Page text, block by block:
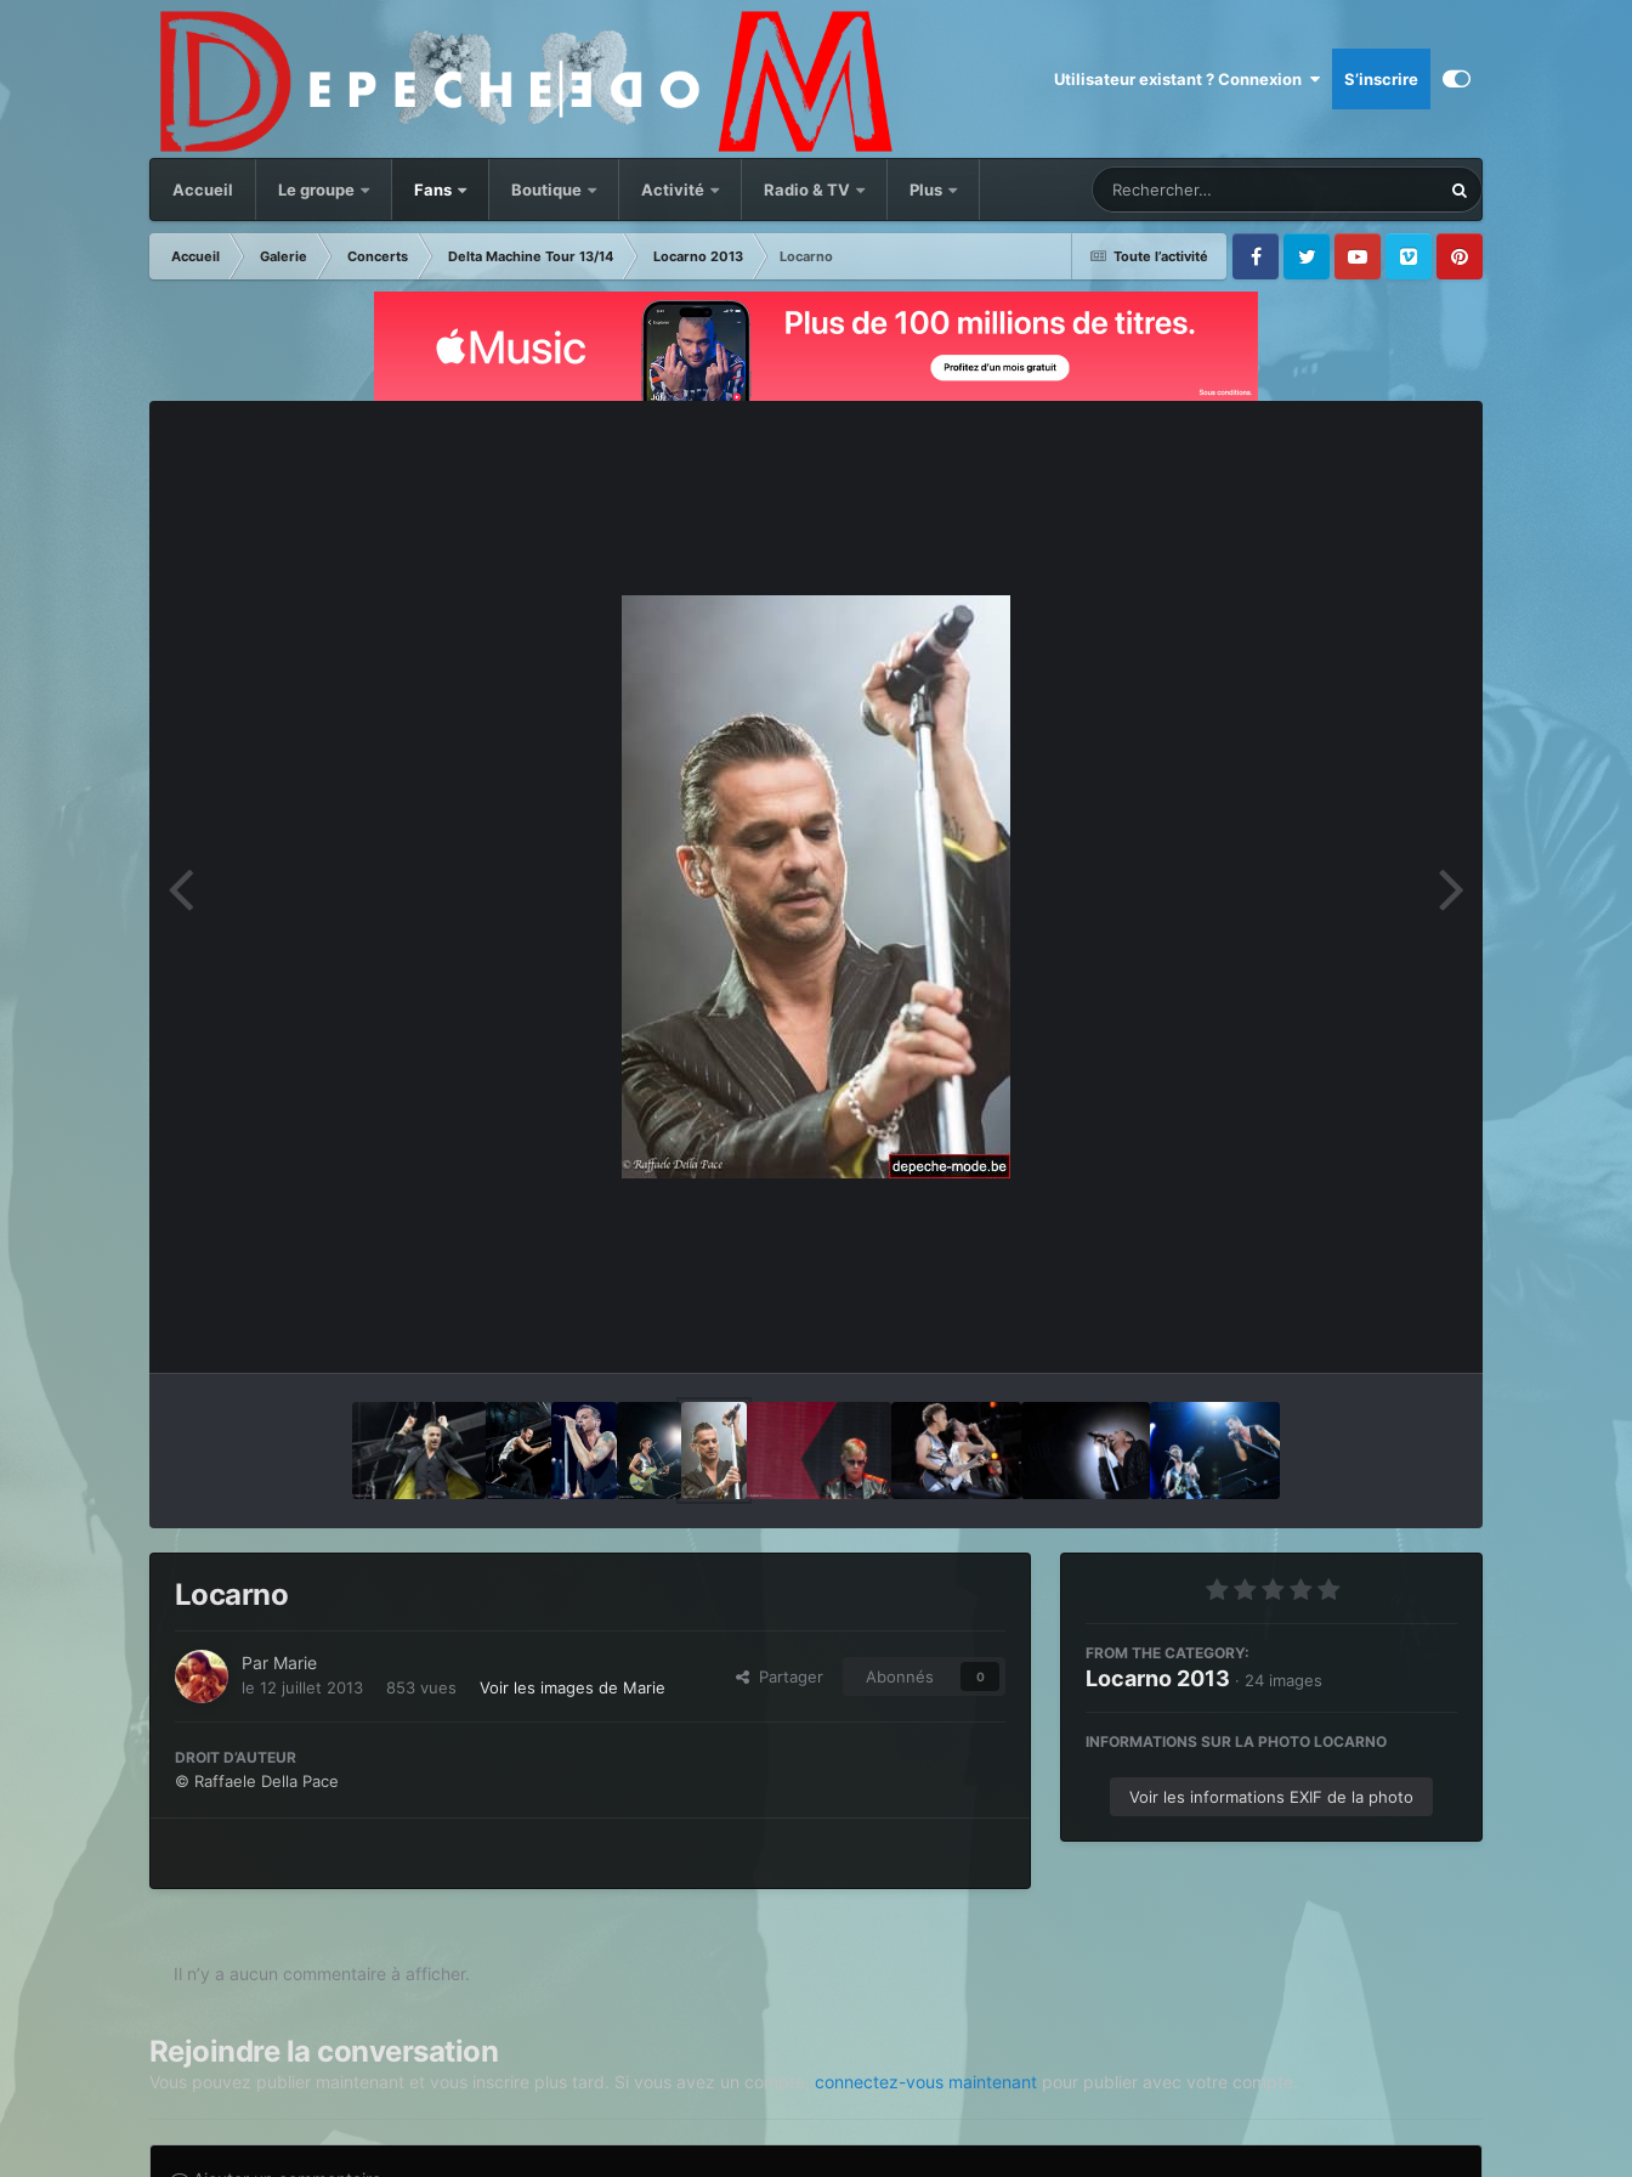
Utilisateur existant ? Connexion S’inscrire
Accueil Le groupe Fans Boutique Activité Radio & TV Plus
Toute l’activité
Accueil Galerie Concerts Delta Machine Tour 13/14 Locarno 2013
Locarno
FacebookTwitter Youtube Vimeo Pinterest
Locarno
Par Marie
le 12 juillet 2013 853 vues Voir les images de Marie
Partager Abonnés 0
DROIT D’AUTEUR
© Raffaele Della Pace
FROM THE CATEGORY:
Locarno 2013 · 24 images
INFORMATIONS SUR LA PHOTO LOCARNO
Voir les informations EXIF de la photo
Il n’y a aucun commentaire à afficher.
Rejoindre la conversation
Vous pouvez publier maintenant et vous inscrire plus tard. Si vous avez un compte, connectez-vous maintenantpour publier avec votre compte.